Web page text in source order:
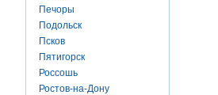
Печоры
Подольск
Псков
Пятигорск
Россошь
Ростов-на-Дону